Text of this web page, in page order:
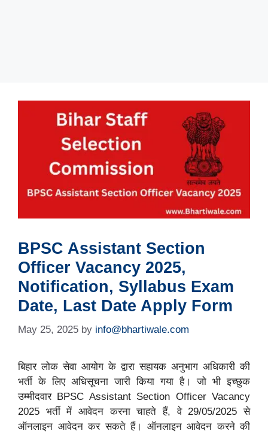
BPSC Assistant Section
Officer Vacancy 2025,
Notification, Syllabus Exam
Date, Last Date Apply Form
May 25, 2025 by info@bhartiwale.com
बिहार लोक सेवा आयोग के द्वारा सहायक अनुभाग अधिकारी की
भर्ती के लिए अधिसूचना जारी किया गया है। जो भी इच्छुक
उम्मीदवार BPSC Assistant Section Officer Vacancy
2025 भर्ती में आवेदन करना चाहते हैं, वे 29/05/2025 से
ऑनलाइन आवेदन कर सकते हैं। ऑनलाइन आवेदन करने की